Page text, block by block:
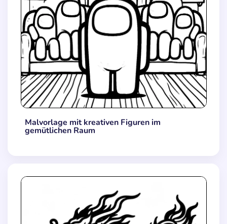
Malvorlage mit kreativen Figuren im
gemütlichen Raum